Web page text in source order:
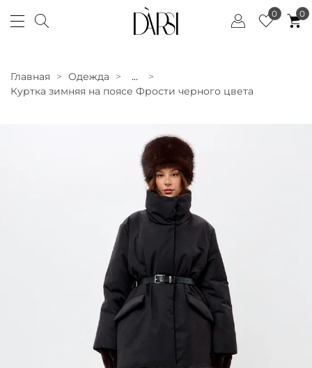
0 0
Главная Одежда
...
Куртка зимняя на поясе Фрости черного цвета